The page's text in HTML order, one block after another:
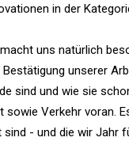
in der
uns natürlich
unserer
sind und wie sie
Verkehr voran.
- und die wir Jahr